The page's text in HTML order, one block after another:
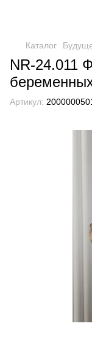
Каталог
NR-24.011
Артикул: